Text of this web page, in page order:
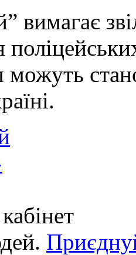
вимагає